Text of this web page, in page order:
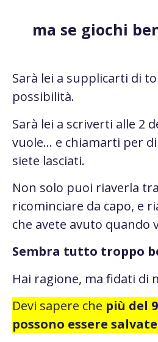
ma se giochi
Sarà lei a supplicarti di
possibilità.
Sarà lei a scriverti alle 2
vuole… e chiamarti per
siete lasciati.
Non solo puoi riaverla
ricominciare da capo, e
che avete avuto quando
Sembra tutto troppo
Hai ragione, ma fidati di
Devi sapere che più del
possono essere